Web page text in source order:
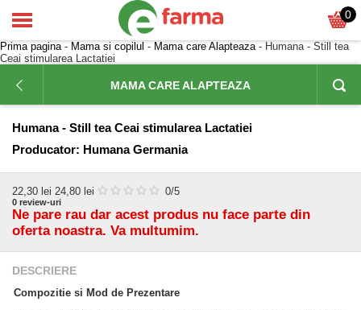
0
Prima pagina- Mama si copilul - Mama care Alapteaza- Humana - Still tea
Ceai stimularea Lactatiei
MAMA CARE ALAPTEAZA
Humana - Still tea Ceai stimularea Lactatiei
Producator: Humana Germania
22,30 lei 24,80 lei 0/5
0 review-uri
Ne pare rau dar acest produs nu face parte din
oferta noastra. Va multumim.
DESCRIERE
Compozitie si Mod de Prezentare